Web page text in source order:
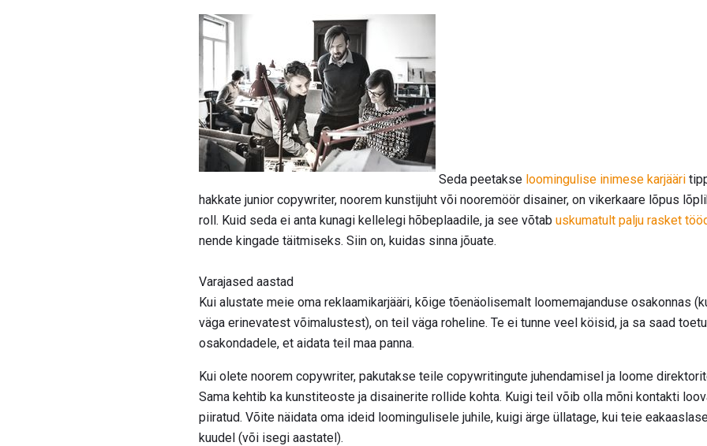
Seda peetakse loomingulise inimese karjääri
hakkate junior copywriter, noorem kunstijuht või nooremöör disainer, on vikerkaare lõpus
roll. Kuid seda ei anta kunagi kellelegi hõbeplaadile, ja see võtab uskumatult palju rasket
nende kingade täitmiseks. Siin on, kuidas sinna jõuate.
Varajased aastad
Kui alustate meie oma reklaamikarjääri, kõige tõenäolisemalt loomemajanduse osakonnas
väga erinevatest võimalustest), on teil väga roheline. Te ei tunne veel köisid, ja sa saad
osakondadele, et aidata teil maa panna.
Kui olete noorem copywriter, pakutakse teile copywritingute juhendamisel ja loome
Sama kehtib ka kunstiteoste ja disainerite rollide kohta. Kuigi teil võib olla mõni kontakti
piiratud. Võite näidata oma ideid loomingulisele juhile, kuigi ärge üllatage, kui teie
kuudel (või isegi aastatel).